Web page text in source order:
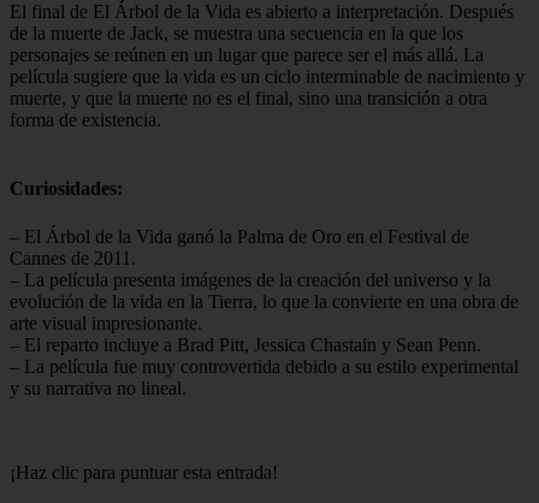
El final de El Árbol de la Vida es abierto a interpretación. Después
de la muerte de Jack, se muestra una secuencia en la que los
personajes se reúnen en un lugar que parece ser el más allá. La
película sugiere que la vida es un ciclo interminable de nacimiento y
muerte, y que la muerte no es el final, sino una transición a otra
forma de existencia.
Curiosidades:
– El Árbol de la Vida ganó la Palma de Oro en el Festival de
Cannes de 2011.
– La película presenta imágenes de la creación del universo y la
evolución de la vida en la Tierra, lo que la convierte en una obra de
arte visual impresionante.
– El reparto incluye a Brad Pitt, Jessica Chastain y Sean Penn.
– La película fue muy controvertida debido a su estilo experimental
y su narrativa no lineal.
¡Haz clic para puntuar esta entrada!